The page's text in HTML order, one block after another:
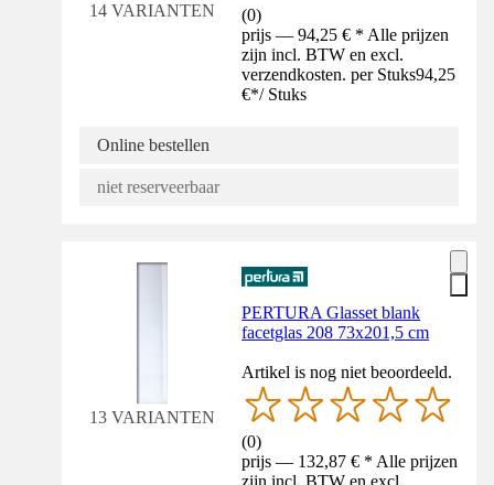
14 VARIANTEN (0)
prijs — 94,25 € * Alle prijzen
zijn incl. BTW en excl.
verzendkosten. per Stuks94,25
€*/ Stuks
Online bestellen
niet reserveerbaar
13 VARIANTEN
PERTURA Glasset blank
facetglas 208 73x201,5 cm
Artikel is nog niet beoordeeld.
(0)
prijs — 132,87 € * Alle prijzen
zijn incl. BTW en excl.